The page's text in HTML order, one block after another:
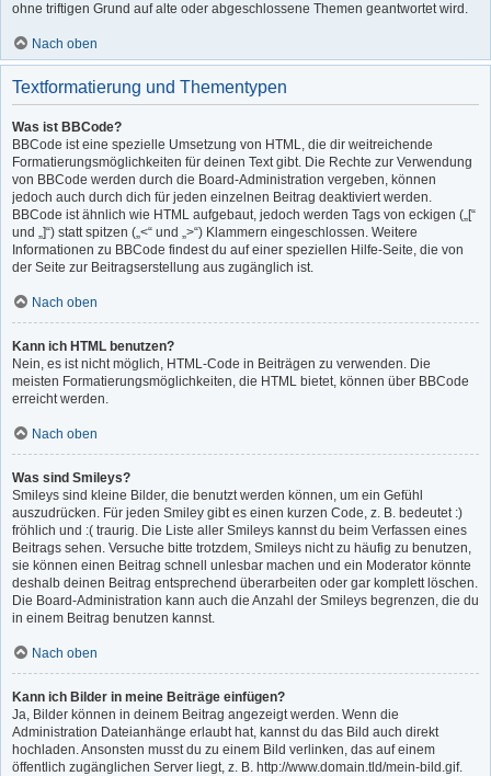
ohne triftigen Grund auf alte oder abgeschlossene Themen geantwortet wird.
Nach oben
Textformatierung und Thementypen
Was ist BBCode?
BBCode ist eine spezielle Umsetzung von HTML, die dir weitreichende
Formatierungsmöglichkeiten für deinen Text gibt. Die Rechte zur Verwendung
von BBCode werden durch die Board-Administration vergeben, können
jedoch auch durch dich für jeden einzelnen Beitrag deaktiviert werden.
BBCode ist ähnlich wie HTML aufgebaut, jedoch werden Tags von eckigen („[“
und „]“) statt spitzen („<“ und „>“) Klammern eingeschlossen. Weitere
Informationen zu BBCode findest du auf einer speziellen Hilfe-Seite, die von
der Seite zur Beitragserstellung aus zugänglich ist.
Nach oben
Kann ich HTML benutzen?
Nein, es ist nicht möglich, HTML-Code in Beiträgen zu verwenden. Die
meisten Formatierungsmöglichkeiten, die HTML bietet, können über BBCode
erreicht werden.
Nach oben
Was sind Smileys?
Smileys sind kleine Bilder, die benutzt werden können, um ein Gefühl
auszudrücken. Für jeden Smiley gibt es einen kurzen Code, z. B. bedeutet :)
fröhlich und :( traurig. Die Liste aller Smileys kannst du beim Verfassen eines
Beitrags sehen. Versuche bitte trotzdem, Smileys nicht zu häufig zu benutzen,
sie können einen Beitrag schnell unlesbar machen und ein Moderator könnte
deshalb deinen Beitrag entsprechend überarbeiten oder gar komplett löschen.
Die Board-Administration kann auch die Anzahl der Smileys begrenzen, die du
in einem Beitrag benutzen kannst.
Nach oben
Kann ich Bilder in meine Beiträge einfügen?
Ja, Bilder können in deinem Beitrag angezeigt werden. Wenn die
Administration Dateianhänge erlaubt hat, kannst du das Bild auch direkt
hochladen. Ansonsten musst du zu einem Bild verlinken, das auf einem
öffentlich zugänglichen Server liegt, z. B. http://www.domain.tld/mein-bild.gif.